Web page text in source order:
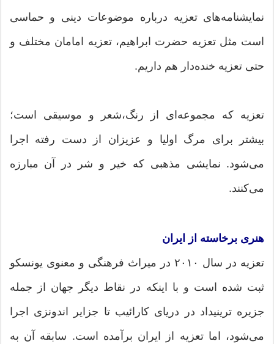
نمایشنامه‌های تعزیه درباره موضوعات دینی و حماسی
است مثل تعزیه حضرت ابراهیم، تعزیه امامان مختلف و
حتی تعزیه خنده‌دار هم داریم.
تعزیه که مجموعه‌ای از رنگ،شعر و موسیقی است؛
بیشتر برای مرگ اولیا و عزیزان از دست رفته اجرا
می‌شود. نمایشی مذهبی که خیر و شر در آن مبارزه
می‌کنند.
هنری برخاسته از ایران
تعزیه در سال ۲۰۱۰ در میراث فرهنگی و معنوی یونسکو
ثبت شده است و با اینکه در نقاط دیگر جهان از جمله
جزیره ترینیداد در دریای کارائیب تا جزایر اندونزی اجرا
می‌شود، اما تعزیه از ایران برآمده است. سابقه آن به